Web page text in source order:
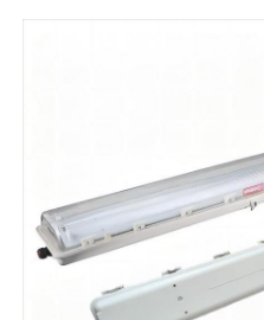
สวิตช์ป้องกันการระเบิด
กรดสายไฟที่ป้องกันระเบิด